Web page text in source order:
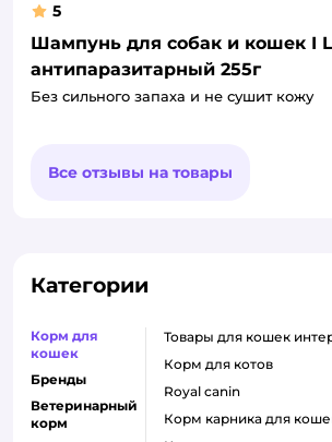
5
Шампунь для собак и кошек I
антипаразитарный 255г
Без сильного запаха и не сушит кожу
Все отзывы на товары
Категории
Корм для
кошек
Бренды
Ветеринарный
корм
товары для кошек
корм для котов
royal canin
корм карника для